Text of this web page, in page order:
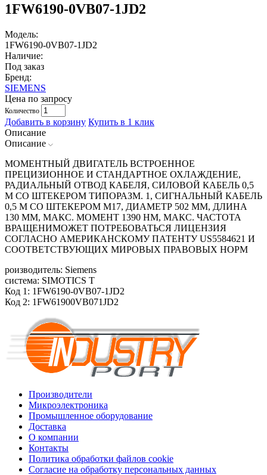
1FW6190-0VB07-1JD2
Модель:
1FW6190-0VB07-1JD2
Наличие:
Под заказ
Бренд:
SIEMENS
Цена по запросу
Количество
Добавить в корзину Купить в 1 клик
Описание
Описание
МОМЕНТНЫЙ ДВИГАТЕЛЬ ВСТРОЕННОЕ
ПРЕЦИЗИОННОЕ И СТАНДАРТНОЕ ОХЛАЖДЕНИЕ,
РАДИАЛЬНЫЙ ОТВОД КАБЕЛЯ, СИЛОВОЙ КАБЕЛЬ 0,5
М СО ШТЕКЕРОМ ТИПОРАЗМ. 1, СИГНАЛЬНЫЙ КАБЕЛЬ
0,5 М СО ШТЕКЕРОМ М17, ДИАМЕТР 502 ММ, ДЛИНА
130 ММ, МАКС. МОМЕНТ 1390 HM, МАКС. ЧАСТОТА
ВРАЩЕНИМОЖЕТ ПОТРЕБОВАТЬСЯ ЛИЦЕНЗИЯ
СОГЛАСНО АМЕРИКАНСКОМУ ПАТЕНТУ US5584621 И
СООТВЕТСТВУЮЩИХ МИРОВЫХ ПРАВОВЫХ НОРМ
роизводитель: Siemens
система: SIMOTICS T
Код 1: 1FW6190-0VB07-1JD2
Код 2: 1FW61900VB071JD2
Производители
Микроэлектроника
Промышленное оборудование
Доставка
О компании
Контакты
Политика обработки файлов cookie
Согласие на обработку персональных данных